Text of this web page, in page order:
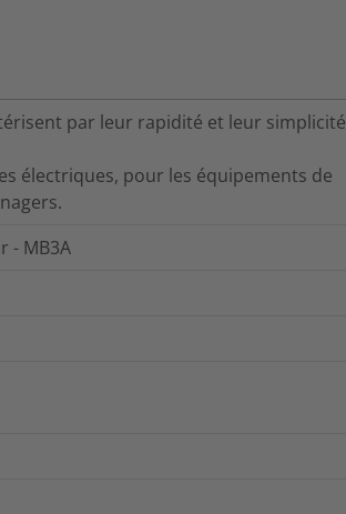
par leur rapidité et leur simplicité
électriques, pour les équipements de
- MB3A